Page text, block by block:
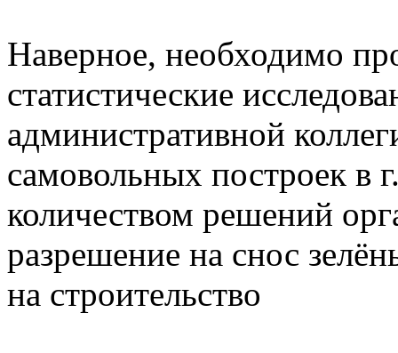
Наверное, необходимо
статистические
административной
самовольных построек в
количеством решений
разрешение на снос
на строительство